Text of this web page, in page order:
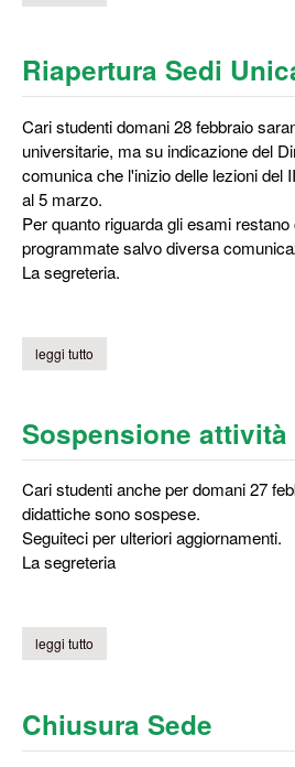
Riapertura Sedi
Cari studenti domani 28 febbraio
universitarie, ma su indicazione del
comunica che l'inizio delle lezioni del
al 5 marzo.
Per quanto riguarda gli esami
programmate salvo diversa
La segreteria.
leggi tutto
Sospensione
Cari studenti anche per domani 27
didattiche sono sospese.
Seguiteci per ulteriori aggiornamenti.
La segreteria
leggi tutto
Chiusura Sede